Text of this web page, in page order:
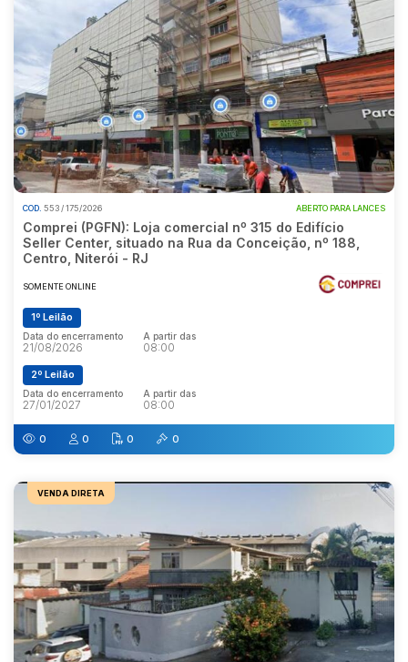
COD. 553 / 175/2026 ABERTO PARA LANCES
Comprei (PGFN): Loja comercial nº 315 do Edifício
Seller Center, situado na Rua da Conceição, nº 188,
Centro, Niterói - RJ
SOMENTE ONLINE
1º Leilão
Data do encerramento
21/08/2026
A partir das
08:00
2º Leilão
Data do encerramento
27/01/2027
A partir das
08:00
0 0 0 0
VENDA DIRETA